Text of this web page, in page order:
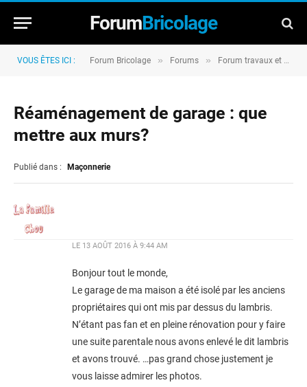
ForumBricolage
VOUS ÊTES ICI : Forum Bricolage » Forums » Forum travaux et rénovation
Réaménagement de garage : que
mettre aux murs?
Publié dans : Maçonnerie
LE 13 AOÛT 2016 À 9:44 AM
Bonjour tout le monde,
Le garage de ma maison a été isolé par les anciens
propriétaires qui ont mis par dessus du lambris.
N’étant pas fan et en pleine rénovation pour y faire
une suite parentale nous avons enlevé le dit lambris
et avons trouvé. …pas grand chose justement je
vous laisse admirer les photos.